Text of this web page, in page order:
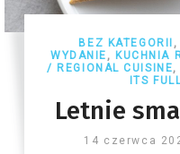
BEZ KATEGORII ,
WYDANIE , KUCHNIA
/ REGIONAL CUISINE,
ITS
Letnie
14 czerwca